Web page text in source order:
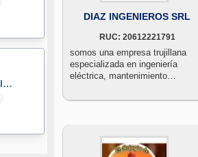
HV PLAST SOLUTIONS
DIAZ INGENIEROS SRL
RUC: 20612221791
somos una empresa trujillana
especializada en ingeniería
eléctrica, mantenimiento
más de 2 años brindando
industrial en la libertad.